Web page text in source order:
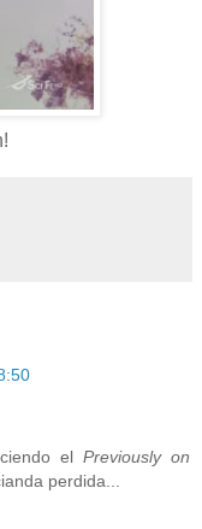
el Previously on
perdida...